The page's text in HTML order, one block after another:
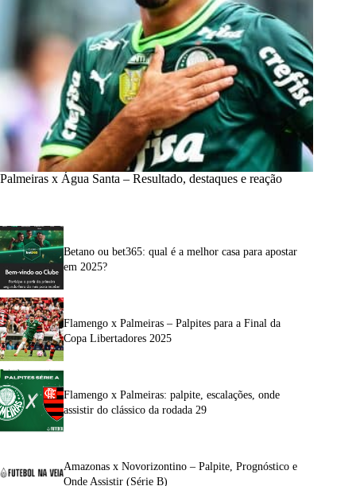
Palmeiras x Água Santa – Resultado, destaques e reação
Betano ou bet365: qual é a melhor casa para apostar
em 2025?
Flamengo x Palmeiras – Palpites para a Final da
Copa Libertadores 2025
Flamengo x Palmeiras: palpite, escalações, onde
assistir do clássico da rodada 29
Amazonas x Novorizontino – Palpite, Prognóstico e
Onde Assistir (Série B)